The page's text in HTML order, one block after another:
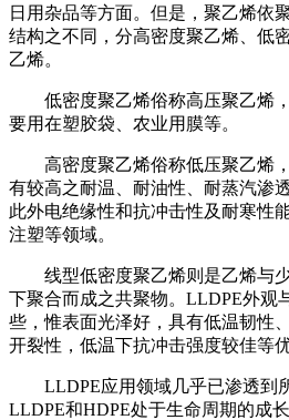
日用杂品等方面。但是，聚乙烯依
结构之不同，分高密度聚乙烯、低
乙烯。
低密度聚乙烯俗称高压聚乙烯，
要用在塑胶袋、农业用膜等。
高密度聚乙烯俗称低压聚乙烯
有较高之耐温、耐油性、耐蒸汽渗
此外电绝缘性和抗冲击性及耐寒性
注塑等领域。
线型低密度聚乙烯则是乙烯与
下聚合而成之共聚物。 LLDPE外观
些，惟表面光泽好，具有低温韧性
开裂性，低温下抗冲击强度较佳等优
LLDPE应用领域几乎已渗透到
LLDPE和HDPE处于生命周期的成长